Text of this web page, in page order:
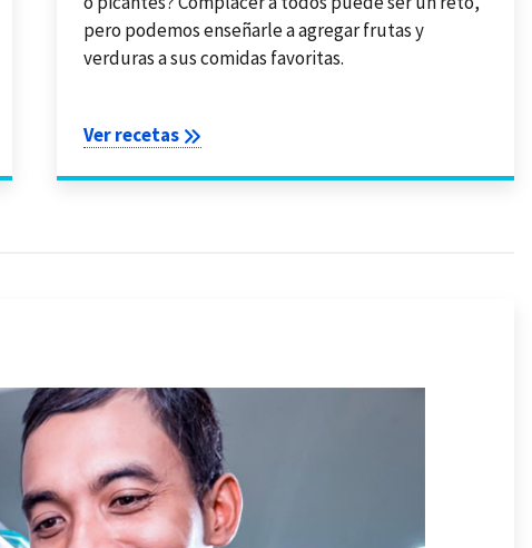
pero podemos enseñarle a agregar frutas y
verduras a sus comidas favoritas.
Ver recetas